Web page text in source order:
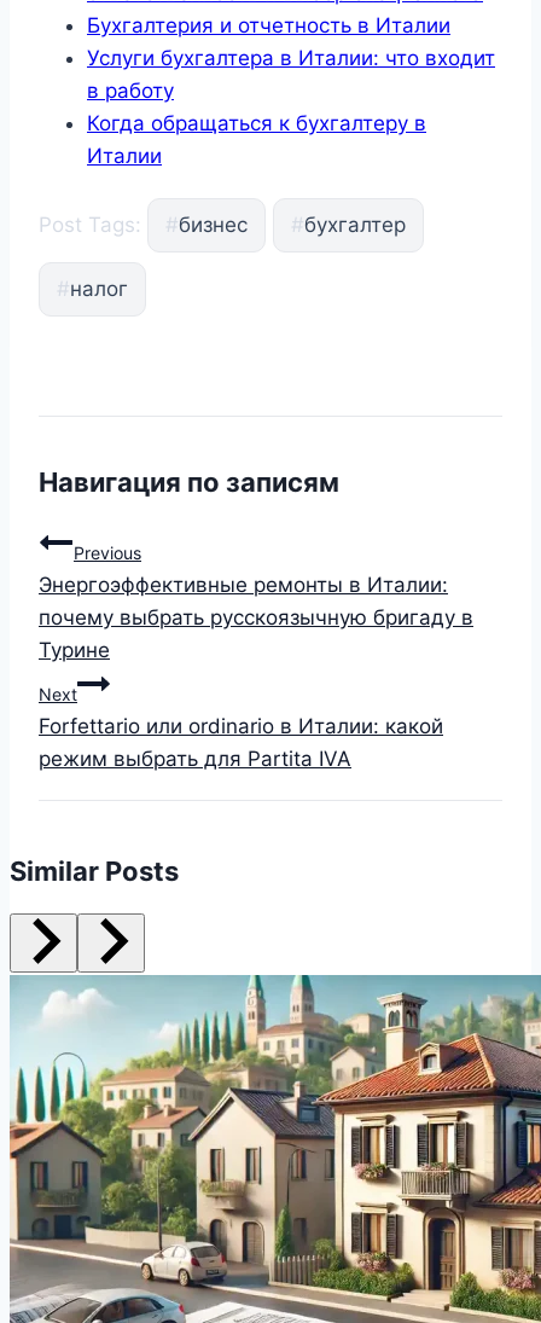
Бухгалтерия и отчетность в Италии
Услуги бухгалтера в Италии: что входит
в работу
Когда обращаться к бухгалтеру в
Италии
Post Tags: #бизнес #бухгалтер
#налог
Навигация по записям
Previous
Энергоэффективные ремонты в Италии:
почему выбрать русскоязычную бригаду в
Турине
Next
Forfettario или ordinario в Италии: какой
режим выбрать для Partita IVA
Similar Posts